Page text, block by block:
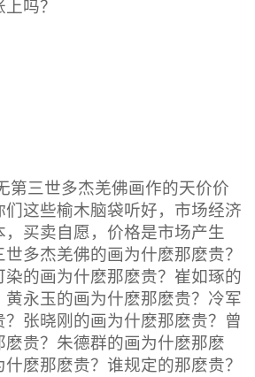
吗？
三世多杰羌佛画作的天价价
这些榆木脑袋听好，市场经济
，买卖自愿，价格是市场产生
多杰羌佛的画为什麽那麽贵？
染的画为什麽那麽贵？崔如琢的
黄永玉的画为什麽那麽贵？冷军
张晓刚的画为什麽那麽贵？曾
麽贵？朱德群的画为什麽那麽
麽那麽贵？谁规定的那麽贵？